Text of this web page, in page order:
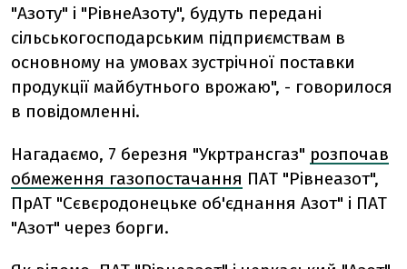
"Азоту" і "РівнеАзоту", будуть передані
сільськогосподарським підприємствам в
основному на умовах зустрічної поставки
продукції майбутнього врожаю", - говорилося
в повідомленні.
Нагадаємо, 7 березня "Укртрансгаз" розпочав
обмеження газопостачання ПАТ "Рівнеазот",
ПрАТ "Сєвєродонецьке об'єднання Азот" і ПАТ
"Азот" через борги.